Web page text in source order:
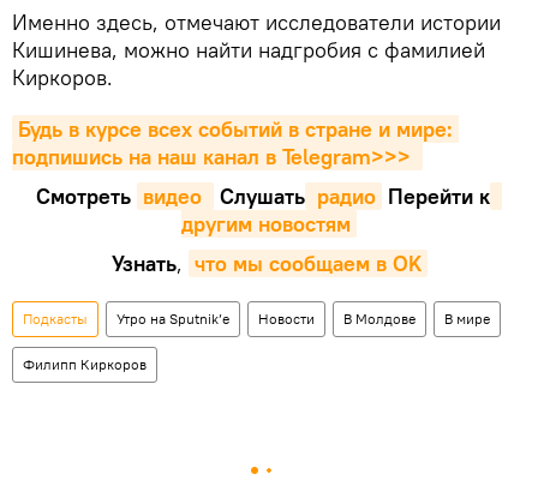
Именно здесь, отмечают исследователи истории
Кишинева, можно найти надгробия с фамилией
Киркоров.
Будь в курсе всех событий в стране и мире:
подпишись на наш канал в Telegram>>>
Смотреть видео Cлушать радио Перейти к
другим новостям
Узнать, что мы сообщаем в OK
Подкасты Утро на Sputnik’e Новости В Молдове В мире
Филипп Киркоров